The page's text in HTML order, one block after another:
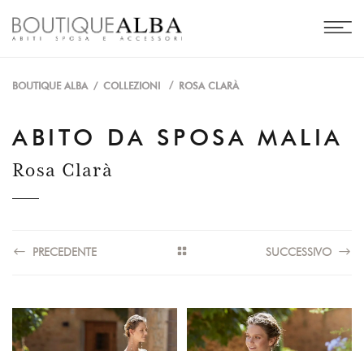
BOUTIQUE ALBA / COLLEZIONI / ROSA CLARÀ
ABITO DA SPOSA MALIA
Rosa Clarà
PRECEDENTE SUCCESSIVO